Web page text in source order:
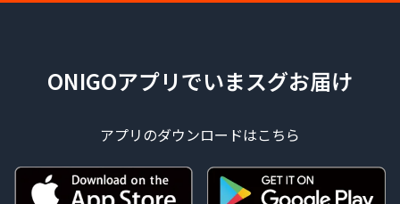
ONIGOアプリでいまスグお届け
アプリのダウンロードはこちら